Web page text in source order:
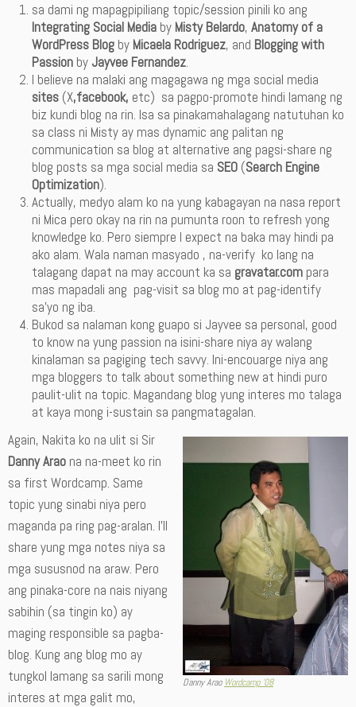
sa dami ng mapagpipiliang topic/session pinili ko ang
Integrating Social Media by Misty Belardo, Anatomy of a
WordPress Blog by Micaela Rodriguez, and Blogging with
Passion by Jayvee Fernandez.
I believe na malaki ang magagawa ng mga social media
sites (X,facebook, etc) sa pagpo-promote hindi lamang ng
biz kundi blog na rin. Isa sa pinakamahalagang natutuhan ko
sa class ni Misty ay mas dynamic ang palitan ng
communication sa blog at alternative ang pagsi-share ng
blog posts sa mga social media sa SEO (Search Engine
Optimization).
Actually, medyo alam ko na yung kabagayan na nasa report
ni Mica pero okay na rin na pumunta roon to refresh yong
knowledge ko. Pero siempre I expect na baka may hindi pa
ako alam. Wala naman masyado , na-verify ko lang na
talagang dapat na may account ka sa gravatar.com para
mas mapadali ang pag-visit sa blog mo at pag-identify
sa’yo ng iba.
Bukod sa nalaman kong guapo si Jayvee sa personal, good
to know na yung passion na isini-share niya ay walang
kinalaman sa pagiging tech savvy. Ini-encouarge niya ang
mga bloggers to talk about something new at hindi puro
paulit-ulit na topic. Magandang blog yung interes mo talaga
at kaya mong i-sustain sa pangmatagalan.
Danny Arao Wordcamp ’08
Again, Nakita ko na ulit si Sir
Danny Arao na na-meet ko rin
sa first Wordcamp. Same
topic yung sinabi niya pero
maganda pa ring pag-aralan. I’ll
share yung mga notes niya sa
mga sususnod na araw. Pero
ang pinaka-core na nais niyang
sabihin (sa tingin ko) ay
maging responsible sa pagba-
blog. Kung ang blog mo ay
tungkol lamang sa sarili mong
interes at mga galit mo,